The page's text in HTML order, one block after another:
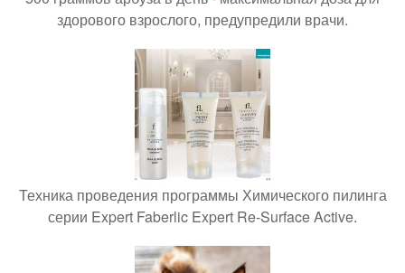
здорового взрослого, предупредили врачи.
Техника проведения программы Химического пилинга
серии Expert Faberlic Expert Re-Surface Active.